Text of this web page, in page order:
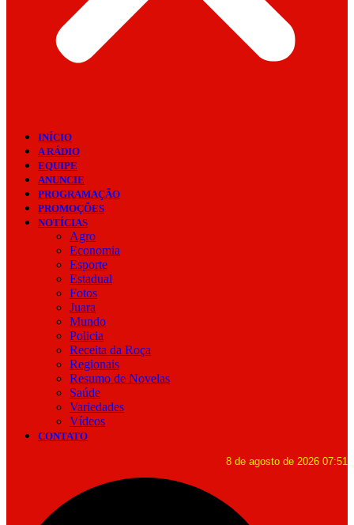
INÍCIO
A RÁDIO
EQUIPE
ANUNCIE
PROGRAMAÇÃO
PROMOÇÕES
NOTÍCIAS
Agro
Economia
Esporte
Estadual
Fotos
Juara
Mundo
Policia
Receita da Roça
Regionais
Resumo de Novelas
Saúde
Variedades
Vídeos
CONTATO
8 de agosto de 2026 07:51